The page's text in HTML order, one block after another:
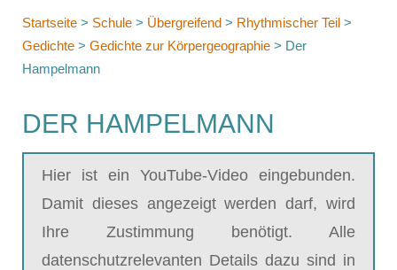
Startseite > Schule > Übergreifend > Rhythmischer Teil >
Gedichte > Gedichte zur Körpergeographie > Der
Hampelmann
DER HAMPELMANN
Hier ist ein YouTube-Video eingebunden.
Damit dieses angezeigt werden darf, wird
Ihre Zustimmung benötigt. Alle
datenschutzrelevanten Details dazu sind in